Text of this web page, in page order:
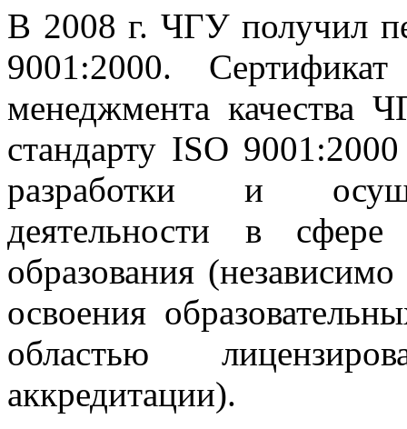
В 2008 г. ЧГУ получил
9001:2000.
менеджмента качества
стандарту ISO
разработки и
деятельности в сфере
образования
освоения
областью
аккредитации).